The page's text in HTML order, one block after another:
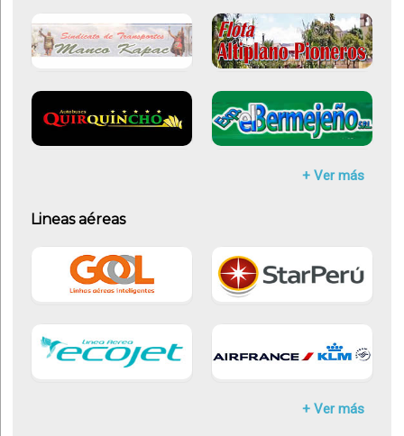
+ Ver más
Lineas aéreas
+ Ver más